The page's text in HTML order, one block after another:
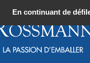
En continuant de